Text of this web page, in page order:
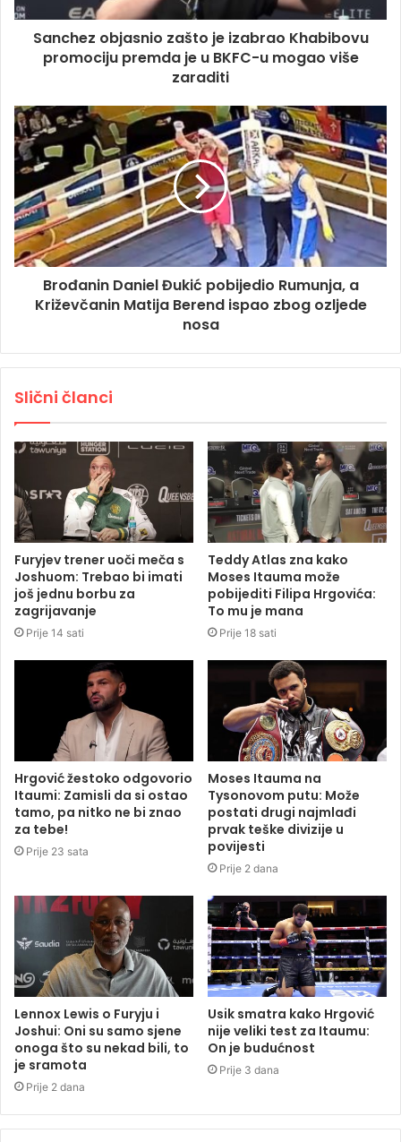
Sanchez objasnio zašto je izabrao Khabibovu
promociju premda je u BKFC-u mogao više
zaraditi
Brođanin Daniel Đukić pobijedio Rumunja, a
Križevčanin Matija Berend ispao zbog ozljede
nosa
Slični članci
Furyjev trener uoči meča s
Joshuom: Trebao bi imati
još jednu borbu za
zagrijavanje
Prije 14 sati
Teddy Atlas zna kako
Moses Itauma može
pobijediti Filipa Hrgovića:
To mu je mana
Prije 18 sati
Hrgović žestoko odgovorio
Itaumi: Zamisli da si ostao
tamo, pa nitko ne bi znao
za tebe!
Prije 23 sata
Moses Itauma na
Tysonovom putu: Može
postati drugi najmlađi
prvak teške divizije u
povijesti
Prije 2 dana
Lennox Lewis o Furyju i
Joshui: Oni su samo sjene
onoga što su nekad bili, to
je sramota
Prije 2 dana
Usik smatra kako Hrgović
nije veliki test za Itaumu:
On je budućnost
Prije 3 dana